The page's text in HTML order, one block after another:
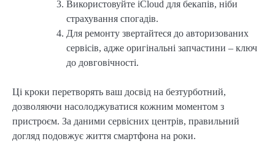
Використовуйте iCloud для бекапів, ніби
страхування спогадів.
Для ремонту звертайтеся до авторизованих
сервісів, адже оригінальні запчастини – ключ
до довговічності.
Ці кроки перетворять ваш досвід на безтурботний,
дозволяючи насолоджуватися кожним моментом з
пристроєм. За даними сервісних центрів, правильний
догляд подовжує життя смартфона на роки.